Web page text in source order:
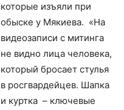
которые изъяли при
обыске у Мякиева. «На
видеозаписи с митинга
не видно лица человека,
который бросает стулья
в росгвардейцев. Шапка
и куртка – ключевые